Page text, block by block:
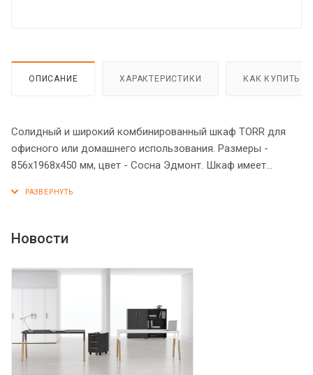
ОПИСАНИЕ ХАРАКТЕРИСТИКИ КАК КУПИТЬ
Солидный и широкий комбинированный шкаф TORR для
офисного или домашнего использования. Размеры -
856х1968х450 мм, цвет - Сосна Эдмонт. Шкаф имеет
основных элементов шкафа облицованы глянцевой
внутри кромки, что придает ей стильный 3D эффект. Торцы
На всех дверцах имеются долговечные и стильные
металлические ручки. Конструкция шкафа оснащена
прочными силовыми креплениями – эксцентриковыми
стяжками. Регулируемые по высоте опоры обеспечат
Новости